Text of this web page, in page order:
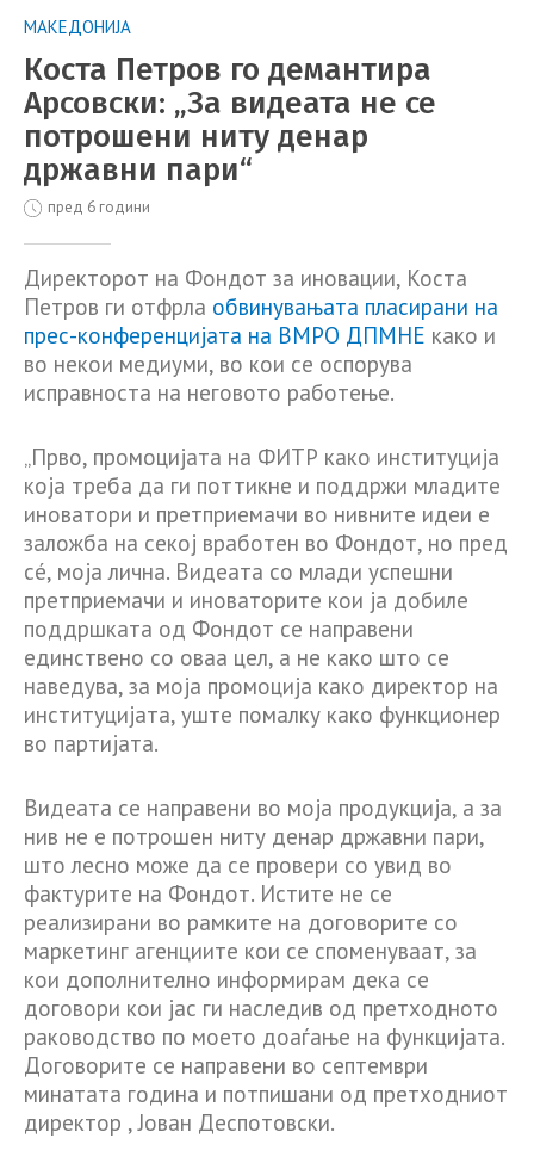
МАКЕДОНИЈА
Коста Петров го демантира
Арсовски: „За видеата не се
потрошени ниту денар
државни пари“
пред 6 години
Директорот на Фондот за иновации, Коста
Петров ги отфрла обвинувањата пласирани на
прес-конференцијата на ВМРО ДПМНЕ како и
во некои медиуми, во кои се оспорува
исправноста на неговото работење.
„Прво, промоцијата на ФИТР како институција
која треба да ги поттикне и поддржи младите
иноватори и претприемачи во нивните идеи е
заложба на секој вработен во Фондот, но пред
сé, моја лична. Видеата со млади успешни
претприемачи и иноваторите кои ја добиле
поддршката од Фондот се направени
единствено со оваа цел, а не како што се
наведува, за моја промоција како директор на
институцијата, уште помалку како функционер
во партијата.
Видеата се направени во моја продукција, а за
нив не е потрошен ниту денар државни пари,
што лесно може да се провери со увид во
фактурите на Фондот. Истите не се
реализирани во рамките на договорите со
маркетинг агенциите кои се споменуваат, за
кои дополнително информирам дека се
договори кои јас ги наследив од претходното
раководство по моето доаѓање на функцијата.
Договорите се направени во септември
минатата година и потпишани од претходниот
директор , Јован Деспотовски.